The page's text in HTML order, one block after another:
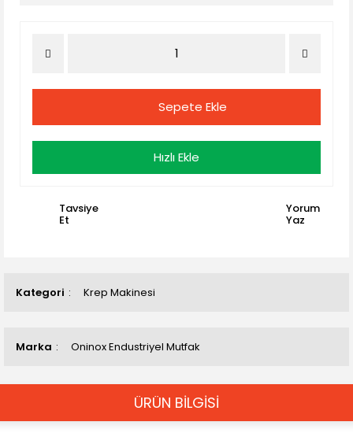
Kategori Krep Makinesi
Marka Oninox Endustriyel Mutfak
Sepete Ekle
Hızlı Ekle
Tavsiye
Et
Yorum
Yaz
ÜRÜN BİLGİSİ